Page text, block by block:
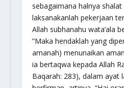
sebagaimana halnya
laksanakanlah pekerjaan
Allah subhanahu wata’ala
”Maka hendaklah yang
amanah) menunaikan
ia bertaqwa kepada Allah
Baqarah: 283), dalam ayat